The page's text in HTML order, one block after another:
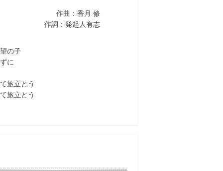
作曲：香月 修
作詞：発起人有志
の子
に
旅立とう
旅立とう